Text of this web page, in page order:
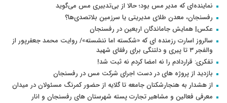
نماینده‌ای که مدیر مس بود؛ حالا از بی‌تدبیری مس می‌گوید
رفسنجان، معدن طلای مدیریتی یا سرزمین بلاتصدی‌ها؟
عکس| همایش جاماندگان اربعین در رفسنجان
سالروز اسارت رزمنده ای که «شکسته اما ننشسته»/ روایت محمد جعفرپور از
والفجر ۳ تا پیری و دلتنگی برای رفقای شهید
تفکری: قراردادم را نه امضا کردم نه ثبت شد!
بازدید از پروژه های در دست اجرای شرکت مس در رفسنجان
از هشدار به هنجارشکنان جامعه تا گلایه از حضور کمرنگ مسئولان در میدان
معرفی فعالین و مشاهیر تجارت پسته شهرستان های رفسنجان و انار